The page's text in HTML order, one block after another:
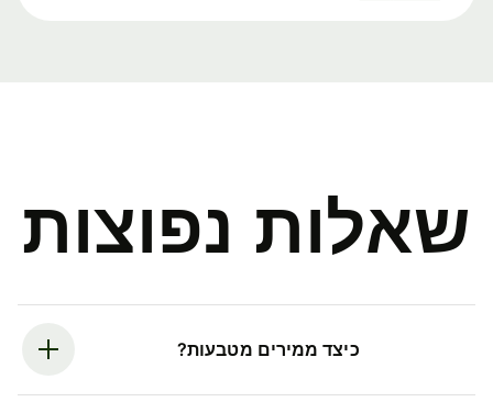
שאלות נפוצות
כיצד ממירים מטבעות?